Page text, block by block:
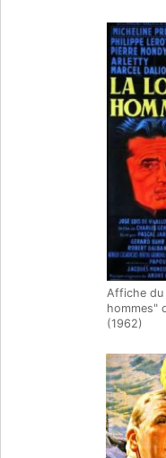
Affiche du
hommes"
(1962)